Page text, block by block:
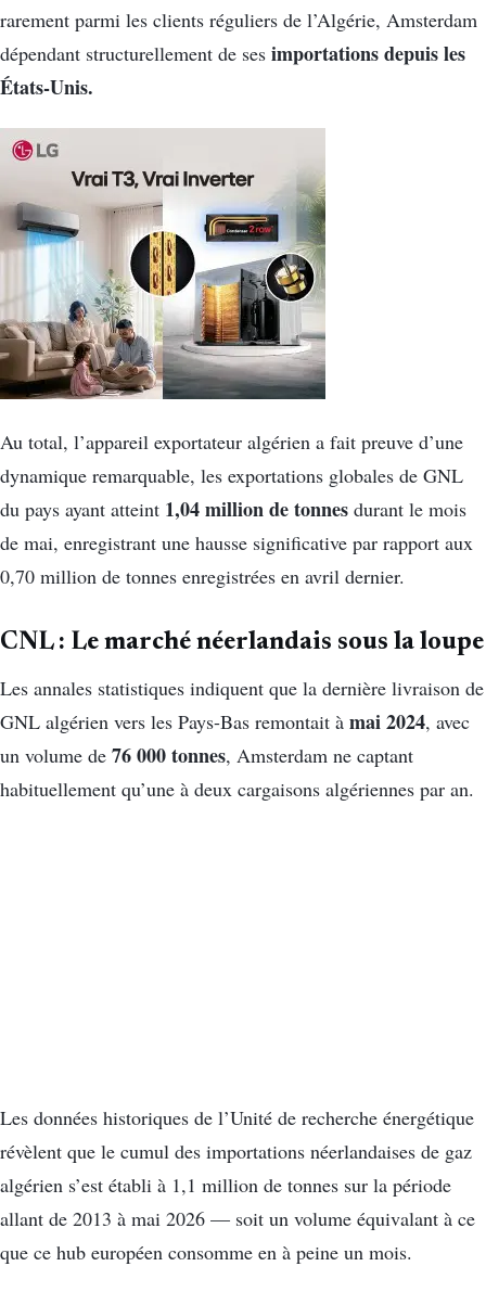
rarement parmi les clients réguliers de l’Algérie, Amsterdam
dépendant structurellement de ses importations depuis les
États-Unis.
Au total, l’appareil exportateur algérien a fait preuve d’une
dynamique remarquable, les exportations globales de GNL
du pays ayant atteint 1,04 million de tonnes durant le mois
de mai, enregistrant une hausse significative par rapport aux
0,70 million de tonnes enregistrées en avril dernier.
CNL : Le marché néerlandais sous la loupe
Les annales statistiques indiquent que la dernière livraison de
GNL algérien vers les Pays-Bas remontait à mai 2024, avec
un volume de 76 000 tonnes, Amsterdam ne captant
habituellement qu’une à deux cargaisons algériennes par an.
Les données historiques de l’Unité de recherche énergétique
révèlent que le cumul des importations néerlandaises de gaz
algérien s’est établi à 1,1 million de tonnes sur la période
allant de 2013 à mai 2026 — soit un volume équivalant à ce
que ce hub européen consomme en à peine un mois.